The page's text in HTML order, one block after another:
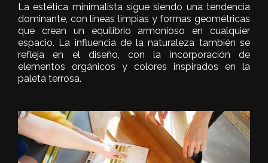
La estética minimalista sigue siendo una tendencia
dominante, con líneas limpias y formas geométricas
que crean un equilibrio armonioso en cualquier
espacio. La influencia de la naturaleza también se
refleja en el diseño, con la incorporación de
elementos orgánicos y colores inspirados en la
paleta terrosa.